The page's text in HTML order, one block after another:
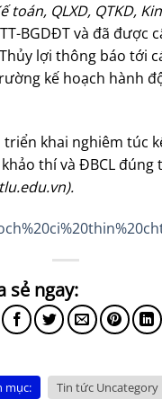
toán, QLXD, QTKD,
BGDĐT và đã được
lợi thông báo tới
kế hoạch hành
khai nghiêm túc
thí và ĐBCL đúng
).
mục: Tin tức Uncategory